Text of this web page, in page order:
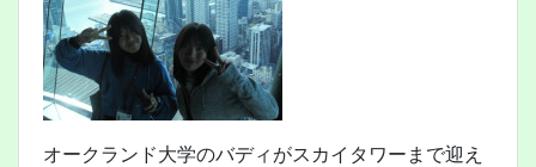
オークランド大学のバディがスカイタワーまで迎え